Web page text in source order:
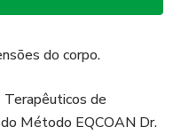
do corpo.
Terapêuticos de
Método EQCOAN Dr.